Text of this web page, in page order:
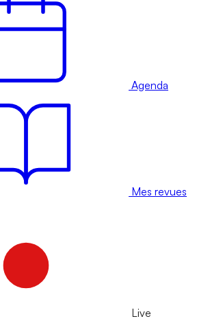
Agenda
Mes revues
Live